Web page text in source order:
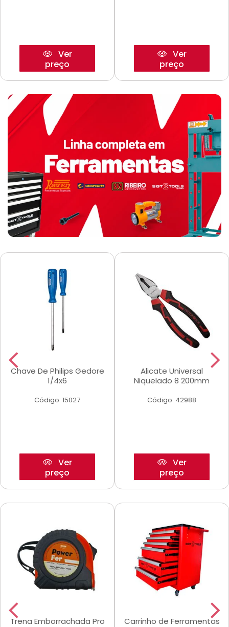
Ver
preço
Ver
preço
Chave De Philips Gedore
1/4x6
Código: 15027
Ver
preço
Alicate Universal
Niquelado 8 200mm
Código: 42988
Ver
preço
Trena Emborrachada Pro
Carrinho de Ferramentas